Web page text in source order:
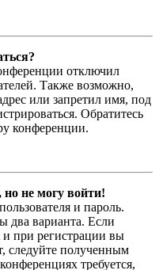
отключил
Также возможно,
или запретил имя, под
Обратитесь
конференции.
но не могу войти!
и пароль.
два варианта. Если
при регистрации вы
следуйте полученным
требуется,